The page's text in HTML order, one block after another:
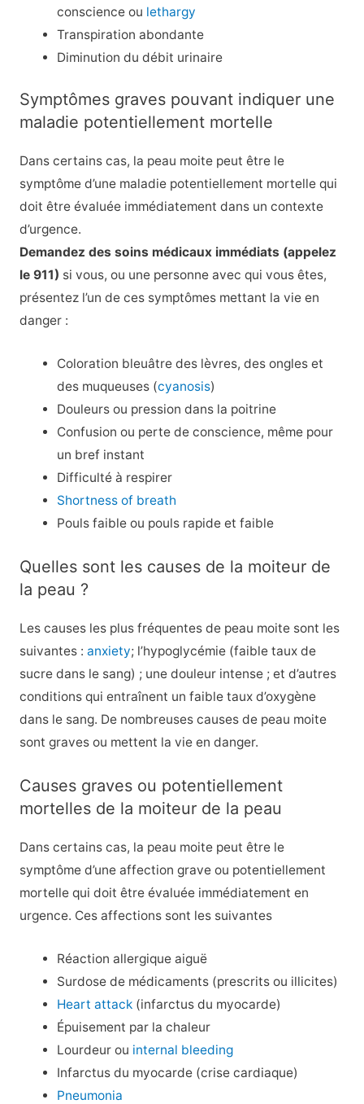
conscience ou lethargy
Transpiration abondante
Diminution du débit urinaire
Symptômes graves pouvant indiquer une
maladie potentiellement mortelle
Dans certains cas, la peau moite peut être le
symptôme d’une maladie potentiellement mortelle qui
doit être évaluée immédiatement dans un contexte
d’urgence.
Demandez des soins médicaux immédiats (appelez
le 911) si vous, ou une personne avec qui vous êtes,
présentez l’un de ces symptômes mettant la vie en
danger :
Coloration bleuâtre des lèvres, des ongles et
des muqueuses (cyanosis)
Douleurs ou pression dans la poitrine
Confusion ou perte de conscience, même pour
un bref instant
Difficulté à respirer
Shortness of breath
Pouls faible ou pouls rapide et faible
Quelles sont les causes de la moiteur de
la peau ?
Les causes les plus fréquentes de peau moite sont les
suivantes : anxiety; l’hypoglycémie (faible taux de
sucre dans le sang) ; une douleur intense ; et d’autres
conditions qui entraînent un faible taux d’oxygène
dans le sang. De nombreuses causes de peau moite
sont graves ou mettent la vie en danger.
Causes graves ou potentiellement
mortelles de la moiteur de la peau
Dans certains cas, la peau moite peut être le
symptôme d’une affection grave ou potentiellement
mortelle qui doit être évaluée immédiatement en
urgence. Ces affections sont les suivantes
Réaction allergique aiguë
Surdose de médicaments (prescrits ou illicites)
Heart attack (infarctus du myocarde)
Épuisement par la chaleur
Lourdeur ou internal bleeding
Infarctus du myocarde (crise cardiaque)
Pneumonia